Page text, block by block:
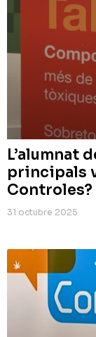
L’alumnat
principals
Controles?
31 octubre 2025